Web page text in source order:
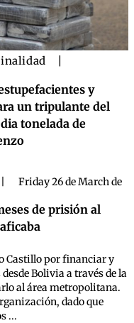
y
un tripulante del
tonelada de
Friday 26 de March de
de prisión al
Castillo por financiar y
Bolivia a través de la
al área metropolitana.
dado que
...